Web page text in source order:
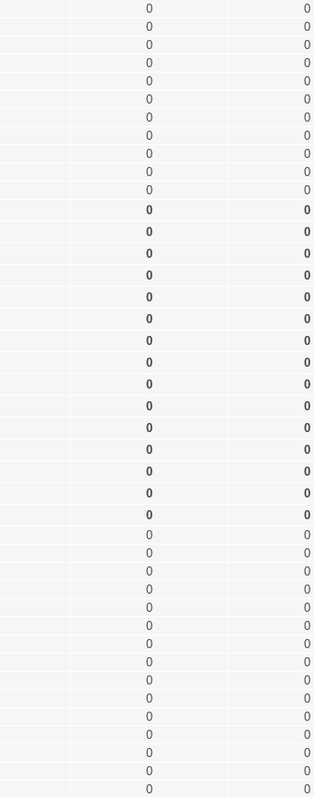
0 0
0 0
0 0
0 0
0 0
0 0
0 0
0 0
0 0
0 0
0 0
0 0
0 0
0 0
0 0
0 0
0 0
0 0
0 0
0 0
0 0
0 0
0 0
0 0
0 0
0 0
0 0
0 0
0 0
0 0
0 0
0 0
0 0
0 0
0 0
0 0
0 0
0 0
0 0
0 0
0 0